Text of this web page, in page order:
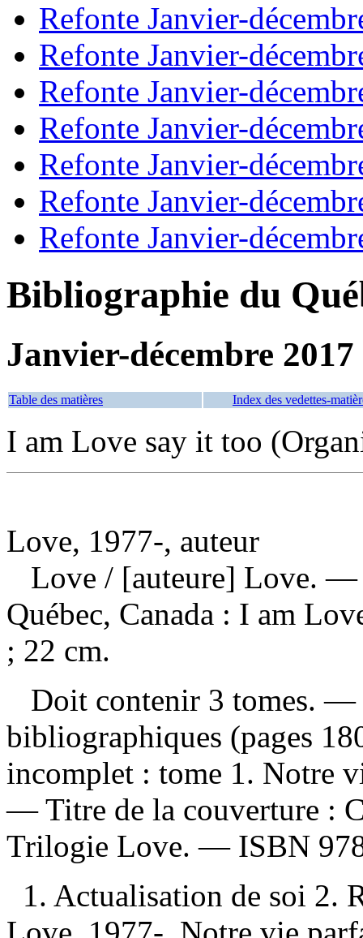
Refonte Janvier-
Refonte Janvier-
Refonte Janvier-
Refonte Janvier-
Refonte Janvier-
Refonte Janvier-
Refonte Janvier-
Bibliographie du
Janvier-décembre 2017
Table des matières Index des vedettes-
I am Love say it too
Love, 1977-, auteur
Love / [auteure] Love.
Québec, Canada : I am
; 22 cm.
Doit contenir 3 tomes. —
bibliographiques (pages
incomplet : tome 1. Notre
—Titre de la couverture :
Trilogie Love. — ISBN
1. Actualisation de soi 2.